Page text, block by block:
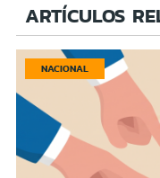
ARTÍCULOS
NACIONAL